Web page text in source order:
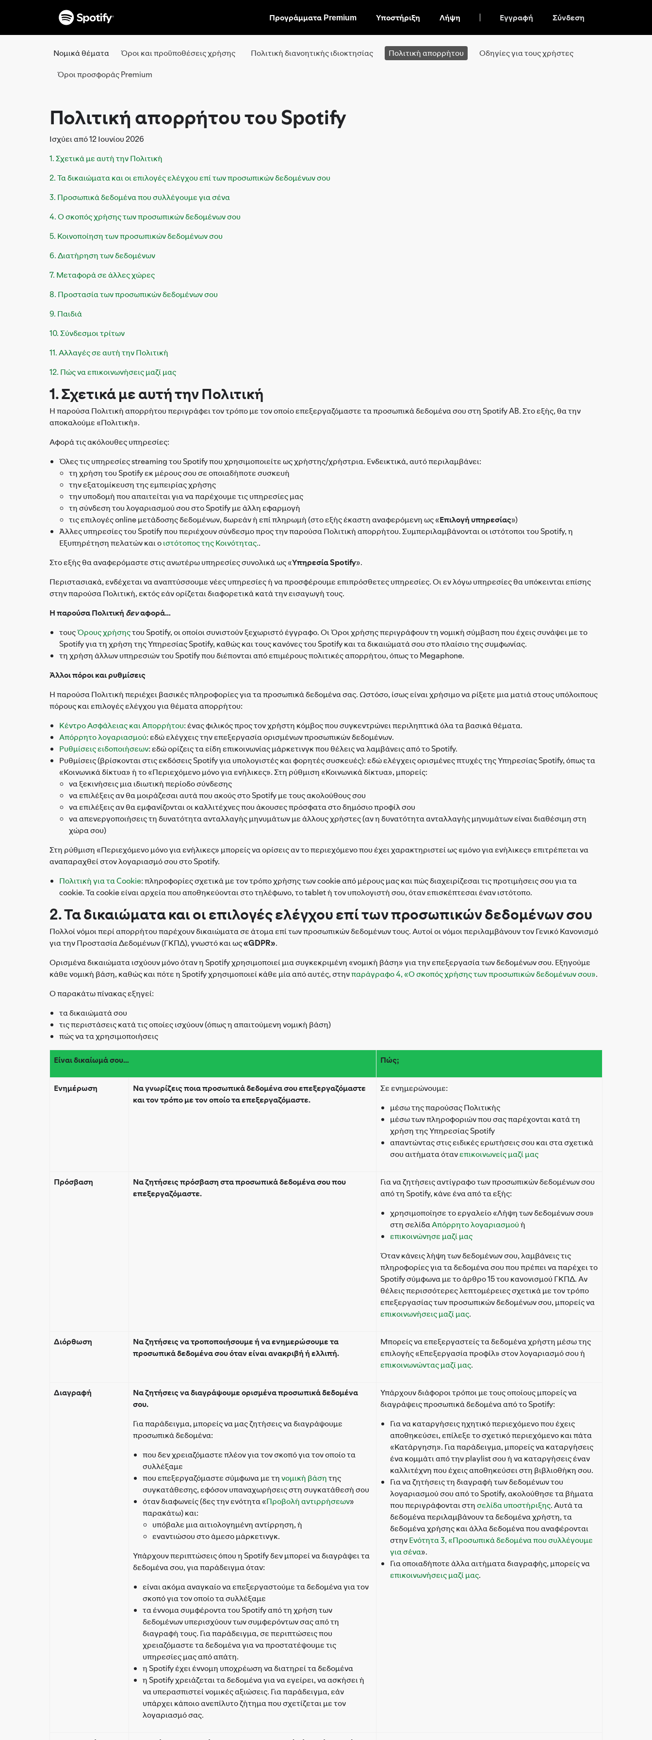
ΠΑΡΆΛΕΙΨΗ
ΣΤΟ
ΠΕΡΙΕΧΌΜΕΝΟ
Προγράμματα Premium Υποστήριξη Λήψη Εγγραφή Σύνδεση
Νομικά θέματα Όροι και προϋποθέσεις χρήσης Πολιτική διανοητικής ιδιοκτησίας Πολιτική απορρήτου Οδηγίες για τους χρήστες
Όροι προσφοράς Premium
Πολιτική απορρήτου του Spotify
Ισχύει από 12 Ιουνίου 2026
1. Σχετικά με αυτή την Πολιτική
2. Τα δικαιώματα και οι επιλογές ελέγχου επί των προσωπικών δεδομένων σου
3. Προσωπικά δεδομένα που συλλέγουμε για σένα
4. Ο σκοπός χρήσης των προσωπικών δεδομένων σου
5. Κοινοποίηση των προσωπικών δεδομένων σου
6. Διατήρηση των δεδομένων
7. Μεταφορά σε άλλες χώρες
8. Προστασία των προσωπικών δεδομένων σου
9. Παιδιά
10. Σύνδεσμοι τρίτων
11. Αλλαγές σε αυτή την Πολιτική
12. Πώς να επικοινωνήσεις μαζί μας
1. Σχετικά με αυτή την Πολιτική
Η παρούσα Πολιτική απορρήτου περιγράφει τον τρόπο με τον οποίο επεξεργαζόμαστε τα προσωπικά δεδομένα σου στη Spotify AB. Στο εξής, θα την
αποκαλούμε «Πολιτική».
Αφορά τις ακόλουθες υπηρεσίες:
Όλες τις υπηρεσίες streaming του Spotify που χρησιμοποιείτε ως χρήστης/χρήστρια. Ενδεικτικά, αυτό περιλαμβάνει:
τη χρήση του Spotify εκ μέρους σου σε οποιαδήποτε συσκευή
την εξατομίκευση της εμπειρίας χρήσης
την υποδομή που απαιτείται για να παρέχουμε τις υπηρεσίες μας
τη σύνδεση του λογαριασμού σου στο Spotify με άλλη εφαρμογή
τις επιλογές online μετάδοσης δεδομένων, δωρεάν ή επί πληρωμή (στο εξής έκαστη αναφερόμενη ως «Επιλογή υπηρεσίας»)
Άλλες υπηρεσίες του Spotify που περιέχουν σύνδεσμο προς την παρούσα Πολιτική απορρήτου. Συμπεριλαμβάνονται οι ιστότοποι του Spotify, η
Εξυπηρέτηση πελατών και οιστότοπος της Κοινότητας..
Στο εξής θα αναφερόμαστε στις ανωτέρω υπηρεσίες συνολικά ως «Υπηρεσία Spotify».
Περιστασιακά, ενδέχεται να αναπτύσσουμε νέες υπηρεσίες ή να προσφέρουμε επιπρόσθετες υπηρεσίες. Οι εν λόγω υπηρεσίες θα υπόκεινται επίσης
στην παρούσα Πολιτική, εκτός εάν ορίζεται διαφορετικά κατά την εισαγωγή τους.
Η παρούσα Πολιτική δεναφορά…
τουςΌρους χρήσηςτου Spotify, οι οποίοι συνιστούν ξεχωριστό έγγραφο. Οι Όροι χρήσης περιγράφουν τη νομική σύμβαση που έχεις συνάψει με το
Spotify για τη χρήση της Υπηρεσίας Spotify, καθώς και τους κανόνες του Spotify και τα δικαιώματά σου στο πλαίσιο της συμφωνίας.
τη χρήση άλλων υπηρεσιών του Spotify που διέπονται από επιμέρους πολιτικές απορρήτου, όπως το Megaphone.
Άλλοι πόροι και ρυθμίσεις
Η παρούσα Πολιτική περιέχει βασικές πληροφορίες για τα προσωπικά δεδομένα σας. Ωστόσο, ίσως είναι χρήσιμο να ρίξετε μια ματιά στους υπόλοιπους
πόρους και επιλογές ελέγχου για θέματα απορρήτου:
Κέντρο Ασφάλειας και Απορρήτου: ένας φιλικός προς τον χρήστη κόμβος που συγκεντρώνει περιληπτικά όλα τα βασικά θέματα.
Απόρρητο λογαριασμού: εδώ ελέγχεις την επεξεργασία ορισμένων προσωπικών δεδομένων.
Ρυθμίσεις ειδοποιήσεων: εδώ ορίζεις τα είδη επικοινωνίας μάρκετινγκ που θέλεις να λαμβάνεις από το Spotify.
Ρυθμίσεις (βρίσκονται στις εκδόσεις Spotify για υπολογιστές και φορητές συσκευές): εδώ ελέγχεις ορισμένες πτυχές της Υπηρεσίας Spotify, όπως τα
«Κοινωνικά δίκτυα» ή το «Περιεχόμενο μόνο για ενήλικες». Στη ρύθμιση «Κοινωνικά δίκτυα», μπορείς:
να ξεκινήσεις μια ιδιωτική περίοδο σύνδεσης
να επιλέξεις αν θα μοιράζεσαι αυτά που ακούς στο Spotify με τους ακολούθους σου
να επιλέξεις αν θα εμφανίζονται οι καλλιτέχνες που άκουσες πρόσφατα στο δημόσιο προφίλ σου
να απενεργοποιήσεις τη δυνατότητα ανταλλαγής μηνυμάτων με άλλους χρήστες (αν η δυνατότητα ανταλλαγής μηνυμάτων είναι διαθέσιμη στη
χώρα σου)
Στη ρύθμιση «Περιεχόμενο μόνο για ενήλικες» μπορείς να ορίσεις αν το περιεχόμενο που έχει χαρακτηριστεί ως «μόνο για ενήλικες» επιτρέπεται να
αναπαραχθεί στον λογαριασμό σου στο Spotify.
Πολιτική για τα Cookie: πληροφορίες σχετικά με τον τρόπο χρήσης των cookie από μέρους μας και πώς διαχειρίζεσαι τις προτιμήσεις σου για τα
cookie. Τα cookie είναι αρχεία που αποθηκεύονται στο τηλέφωνο, το tablet ή τον υπολογιστή σου, όταν επισκέπτεσαι έναν ιστότοπο.
2. Τα δικαιώματα και οι επιλογές ελέγχου επί των προσωπικών δεδομένων σου
Πολλοί νόμοι περί απορρήτου παρέχουν δικαιώματα σε άτομα επί των προσωπικών δεδομένων τους. Αυτοί οι νόμοι περιλαμβάνουν τον Γενικό Κανονισμό
για την Προστασία Δεδομένων (ΓΚΠΔ), γνωστό και ως«GDPR».
Ορισμένα δικαιώματα ισχύουν μόνο όταν η Spotify χρησιμοποιεί μια συγκεκριμένη «νομική βάση» για την επεξεργασία των δεδομένων σου. Εξηγούμε
κάθε νομική βάση, καθώς και πότε η Spotify χρησιμοποιεί κάθε μία από αυτές, στηνπαράγραφο 4, «Ο σκοπός χρήσης των προσωπικών δεδομένων σου».
Ο παρακάτω πίνακας εξηγεί:
τα δικαιώματά σου
τις περιστάσεις κατά τις οποίες ισχύουν (όπως η απαιτούμενη νομική βάση)
πώς να τα χρησιμοποιήσεις
Είναι δικαίωμά σου… Πώς;
Ενημέρωση
Να γνωρίζεις ποια προσωπικά δεδομένα σου επεξεργαζόμαστε
και τον τρόπο με τον οποίο τα επεξεργαζόμαστε.
Σε ενημερώνουμε:
μέσω της παρούσας Πολιτικής
μέσω των πληροφοριών που σας παρέχονται κατά τη
χρήση της Υπηρεσίας Spotify
απαντώντας στις ειδικές ερωτήσεις σου και στα σχετικά
σου αιτήματα ότανεπικοινωνείς μαζί μας
Πρόσβαση
Να ζητήσεις πρόσβαση στα προσωπικά δεδομένα σου που
επεξεργαζόμαστε.
Για να ζητήσεις αντίγραφο των προσωπικών δεδομένων σου
από τη Spotify, κάνε ένα από τα εξής:
χρησιμοποίησε το εργαλείο «Λήψη των δεδομένων σου»
στη σελίδαΑπόρρητο λογαριασμούή
επικοινώνησε μαζί μας
Όταν κάνεις λήψη των δεδομένων σου, λαμβάνεις τις
πληροφορίες για τα δεδομένα σου που πρέπει να παρέχει το
Spotify σύμφωνα με το άρθρο 15 του κανονισμού ΓΚΠΔ. Αν
θέλεις περισσότερες λεπτομέρειες σχετικά με τον τρόπο
επεξεργασίας των προσωπικών δεδομένων σου, μπορείς να
επικοινωνήσεις μαζί μας.
Διόρθωση
Να ζητήσεις να τροποποιήσουμε ή να ενημερώσουμε τα
προσωπικά δεδομένα σου όταν είναι ανακριβή ή ελλιπή.
Μπορείς να επεξεργαστείς τα δεδομένα χρήστη μέσω της
επιλογής «Επεξεργασία προφίλ» στον λογαριασμό σου ή
επικοινωνώντας μαζί μας.
Διαγραφή
Να ζητήσεις να διαγράψουμε ορισμένα προσωπικά δεδομένα
σου.
Για παράδειγμα, μπορείς να μας ζητήσεις να διαγράψουμε
προσωπικά δεδομένα:
που δεν χρειαζόμαστε πλέον για τον σκοπό για τον οποίο τα
συλλέξαμε
που επεξεργαζόμαστε σύμφωνα με τηνομική βάσητης
συγκατάθεσης, εφόσον υπαναχωρήσεις στη συγκατάθεσή σου
όταν διαφωνείς (δες την ενότητα «Προβολή αντιρρήσεων»
παρακάτω) και:
υπόβαλε μια αιτιολογημένη αντίρρηση, ή
εναντιώσου στο άμεσο μάρκετινγκ.
Υπάρχουν περιπτώσεις όπου η Spotify δεν μπορεί να διαγράψει τα
δεδομένα σου, για παράδειγμα όταν:
είναι ακόμα αναγκαίο να επεξεργαστούμε τα δεδομένα για τον
σκοπό για τον οποίο τα συλλέξαμε
τα έννομα συμφέροντα του Spotify από τη χρήση των
δεδομένων υπερισχύουν των συμφερόντων σας από τη
διαγραφή τους. Για παράδειγμα, σε περιπτώσεις που
χρειαζόμαστε τα δεδομένα για να προστατέψουμε τις
υπηρεσίες μας από απάτη.
η Spotify έχει έννομη υποχρέωση να διατηρεί τα δεδομένα
η Spotify χρειάζεται τα δεδομένα για να εγείρει, να ασκήσει ή
να υπερασπιστεί νομικές αξιώσεις. Για παράδειγμα, εάν
υπάρχει κάποιο ανεπίλυτο ζήτημα που σχετίζεται με τον
λογαριασμό σας.
Υπάρχουν διάφοροι τρόποι με τους οποίους μπορείς να
διαγράψεις προσωπικά δεδομένα από το Spotify:
Για να καταργήσεις ηχητικό περιεχόμενο που έχεις
αποθηκεύσει, επίλεξε το σχετικό περιεχόμενο και πάτα
«Κατάργηση». Για παράδειγμα, μπορείς να καταργήσεις
ένα κομμάτι από την playlist σου ή να καταργήσεις έναν
καλλιτέχνη που έχεις αποθηκεύσει στη βιβλιοθήκη σου.
Για να ζητήσεις τη διαγραφή των δεδομένων του
λογαριασμού σου από το Spotify, ακολούθησε τα βήματα
που περιγράφονται στησελίδα υποστήριξης. Αυτά τα
δεδομένα περιλαμβάνουν τα δεδομένα χρήστη, τα
δεδομένα χρήσης και άλλα δεδομένα που αναφέρονται
στηνΕνότητα 3, «Προσωπικά δεδομένα που συλλέγουμε
για σένα».
Για οποιαδήποτε άλλα αιτήματα διαγραφής, μπορείς να
επικοινωνήσεις μαζί μας.